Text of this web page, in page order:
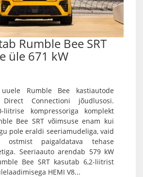
Rumble Bee SRT
üle 671 kW
Rumble Bee kastiautode
Direct Connectioni jõudlusosi.
liitrise kompressoriga komplekt
Bee SRT võimsuse enam kui
pole eraldi seeriamudeliga, vaid
ostmist paigaldatava tehase
Seeriaauto arendab 579 kW
Bee SRT kasutab 6,2-liitrist
HEMI V8...